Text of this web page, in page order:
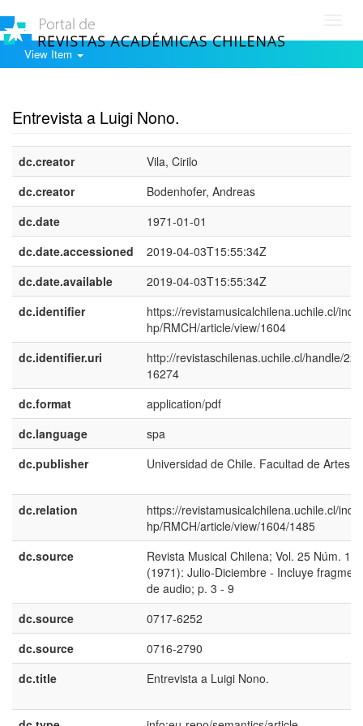
View Item
Entrevista a Luigi Nono.
dc.creator
Vila, Cirilo
dc.creator
Bodenhofer, Andreas
dc.date
1971-01-01
dc.date.accessioned
2019-04-03T15:55:34Z
dc.date.available
2019-04-03T15:55:34Z
dc.identifier
https://revistamusicalchilena.uchile.cl/
hp/RMCH/article/view/1604
dc.identifier.uri
http://revistaschilenas.uchile.cl/handle/
16274
dc.format
application/pdf
dc.language
spa
dc.publisher
Universidad de Chile. Facultad de Artes
dc.relation
https://revistamusicalchilena.uchile.cl/
hp/RMCH/article/view/1604/1485
dc.source
Revista Musical Chilena; Vol. 25 Núm.
(1971): Julio-Diciembre - Incluye
de audio; p. 3 - 9
dc.source
0717-6252
dc.source
0716-2790
dc.title
Entrevista a Luigi Nono.